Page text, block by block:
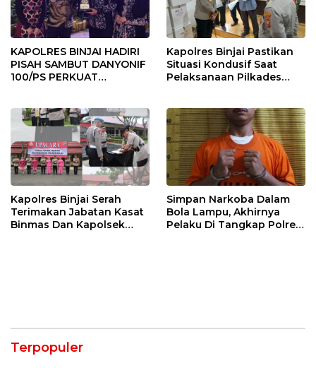
KAPOLRES BINJAI HADIRI
PISAH SAMBUT DANYONIF
100/PS PERKUAT
Kapolres Binjai Pastikan
Situasi Kondusif Saat
Pelaksanaan Pilkades
Kapolres Binjai Serah
Terimakan Jabatan Kasat
Binmas Dan Kapolsek
Simpan Narkoba Dalam
Bola Lampu, Akhirnya
Pelaku Di Tangkap Polres
Terpopuler